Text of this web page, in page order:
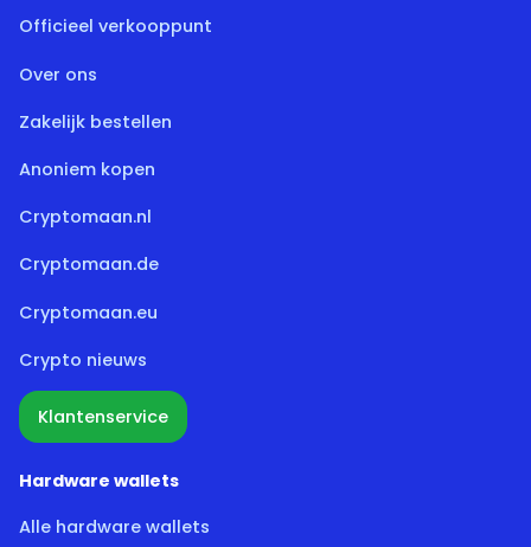
Officieel verkooppunt
Over ons
Zakelijk bestellen
Anoniem kopen
Cryptomaan.nl
Cryptomaan.de
Cryptomaan.eu
Crypto nieuws
Klantenservice
Hardware wallets
Alle hardware wallets